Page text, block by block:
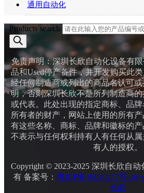
通用自动化
Products search
免责声明：深圳长欣自动化设备有
品和Used停产备件，并开发购买此
经任何制造商或列出的商品名认可
明，否则深圳长欣不是所列制造商
或代表。此处出现的指定商标、品
所有者的财产，网站上使用的所有
有这些名称、商标、品牌和徽标的
不表示与任何权利持有人有任何从
有人的授权。
Copyright © 2023-2025 深圳长欣自
有 备案号： 粤ICP备19020277号-16
长欣